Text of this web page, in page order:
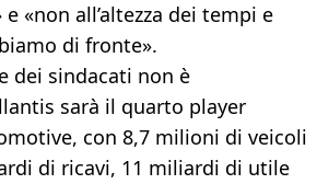
«non all’altezza dei tempi e
di fronte».
dei sindacati non è
sarà il quarto player
con 8,7 milioni di veicoli
di ricavi, 11 miliardi di utile